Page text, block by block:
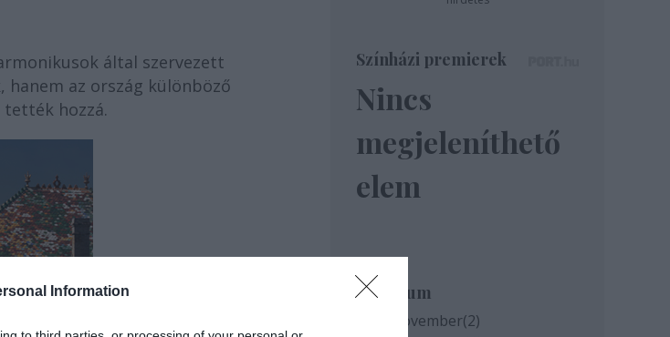
Information
által szervezett
hanem az ország különböző
hozzá.
Színházi premierek
Nincs
megjeleníthető
elem
Archívum
2020 november(2)